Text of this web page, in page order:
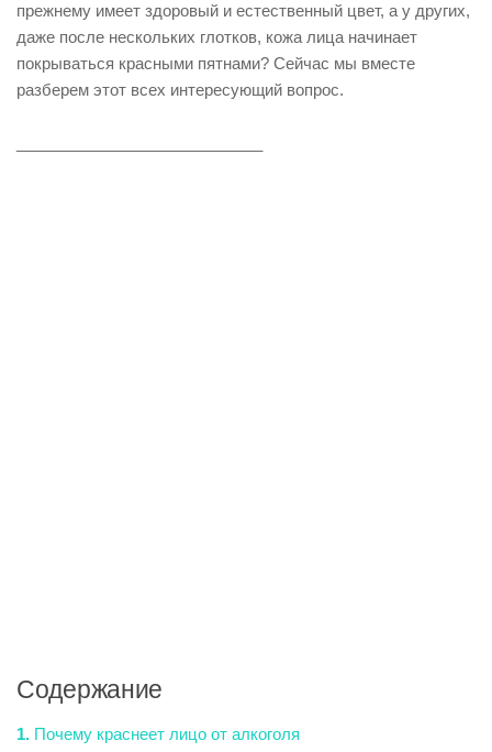
прежнему имеет здоровый и естественный цвет, а у других,
даже после нескольких глотков, кожа лица начинает
покрываться красными пятнами? Сейчас мы вместе
разберем этот всех интересующий вопрос.
Содержание
1. Почему краснеет лицо от алкоголя